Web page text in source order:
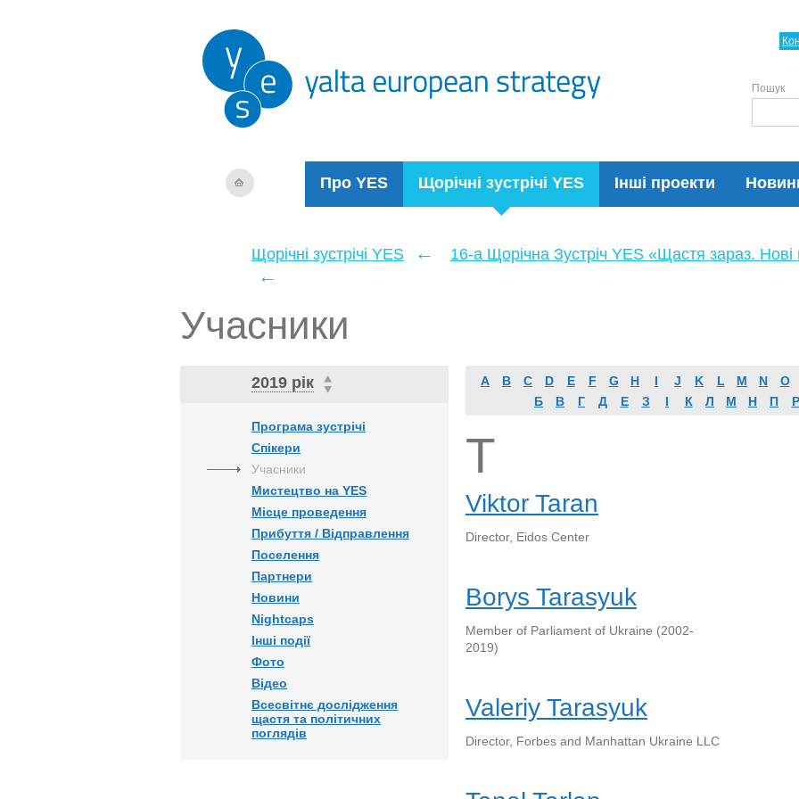
Про YES Щорічні зустрічі YES Інші проекти
Пошук
Щорічні зустрічі YES ← 16-а Щорічна Зустріч YES «Щастя зараз. Нові
←
Учасники
2019 рік
Програма зустрічі
Спікери
Учасники
Мистецтво на YES
Місце проведення
Прибуття / Відправлення
Поселення
Партнери
Новини
Nightcaps
Інші події
Фото
Відео
Всесвітнє дослідження
щастя та політичних
поглядів
A B C D E F G H I J K L M N O
Б
В Г Д Е З І К Л М Н П Р
T
Viktor Taran
Director, Eidos Center
Borys Tarasyuk
Member of Parliament of Ukraine (2002-
2019)
Valeriy Tarasyuk
Director, Forbes and Manhattan Ukraine LLC